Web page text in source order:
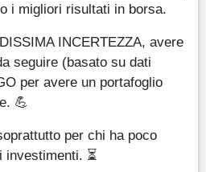
i migliori risultati in borsa.
INCERTEZZA, avere
seguire (basato su dati
per avere un portafoglio
💪
per chi ha poco
investimenti. ⏳